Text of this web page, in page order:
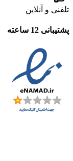
تلفنی و آنلاین
پشتیبانی 12 ساعته